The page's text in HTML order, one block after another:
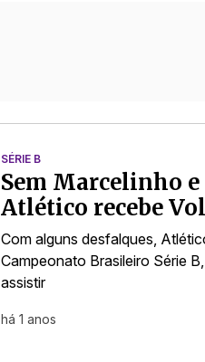
SÉRIE B
Sem Marcelinho
Atlético recebe
Com alguns desfalques,
Campeonato Brasileiro Série
assistir
há 1 anos